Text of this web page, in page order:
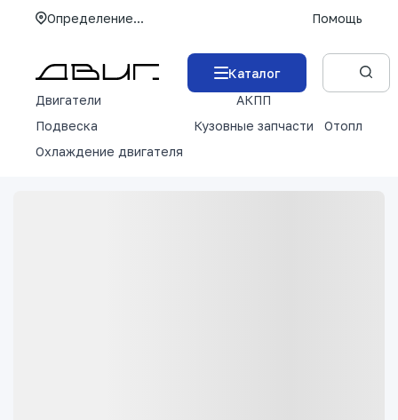
Определение... Помощь
Каталог
Двигатели
АКПП
Подвеска
Кузовные запчасти
Отопление
Охлаждение двигателя